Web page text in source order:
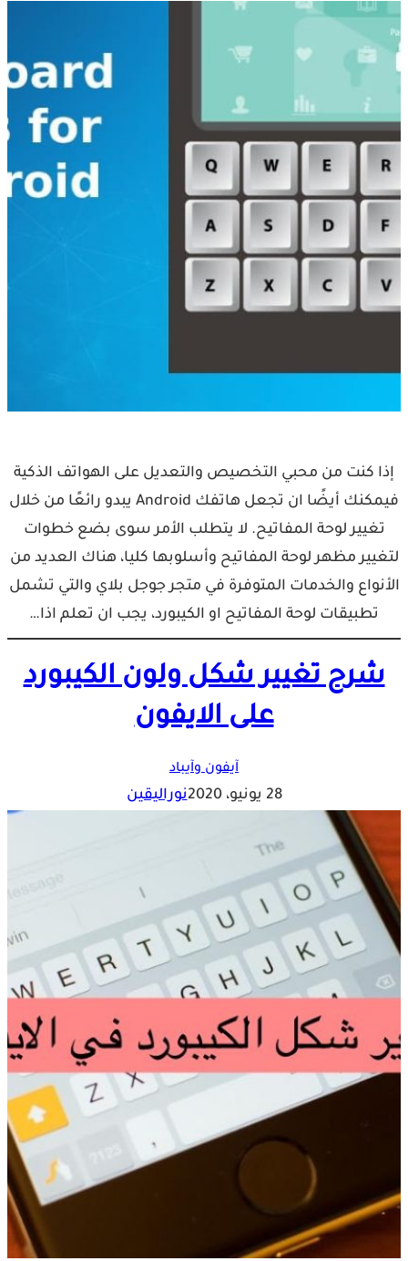
إذا كنت من محبي التخصيص والتعديل على الهواتف الذكية
فيمكنك أيضًا ان تجعل هاتفك Android يبدو رائعًا من خلال
تغيير لوحة المفاتيح. لا يتطلب الأمر سوى بضع خطوات
لتغيير مظهر لوحة المفاتيح وأسلوبها كليا، هناك العديد من
الأنواع والخدمات المتوفرة في متجر جوجل بلاي والتي تشمل
تطبيقات لوحة المفاتيح او الكيبورد، يجب ان تعلم اذا…
شرح تغيير شكل ولون الكيبورد
على الايفون
آيفون وآيباد
28 يونيو، 2020 نوراليقين